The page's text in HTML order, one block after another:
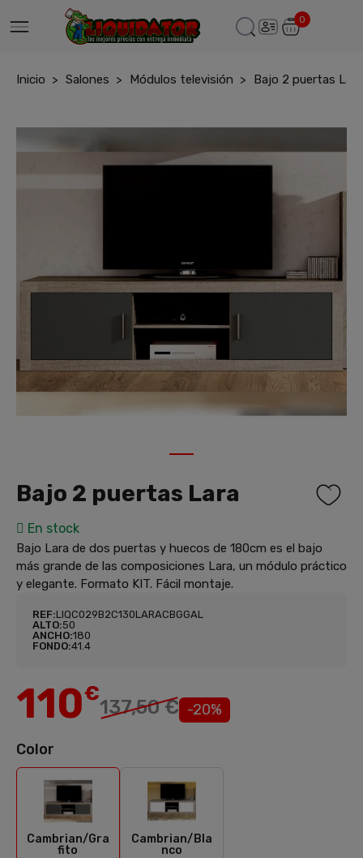
0
Inicio Salones Módulos televisión Bajo 2 puertas Lara
Bajo 2 puertas Lara
En stock
Bajo Lara de dos puertas y huecos de 180cm es el bajo
más grande de las composiciones Lara, un módulo práctico
y elegante. Formato KIT. Fácil montaje.
REF:LIQC029B2C130LARACBGGAL
ALTO:50
ANCHO:180
FONDO:41.4
110€
137,50 € -20%
Color
Cambrian/Gra
fito
Cambrian/Grafito
Cambrian/Bla
nco
Cambrian/Blanco